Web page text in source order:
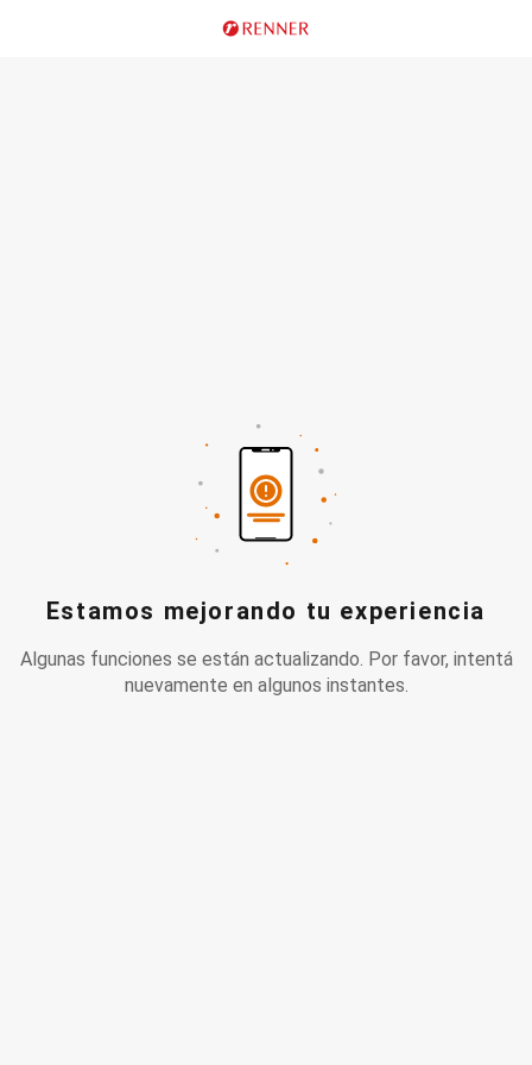
Estamos mejorando tu experiencia
Algunas funciones se están actualizando. Por favor, intentá
nuevamente en algunos instantes.